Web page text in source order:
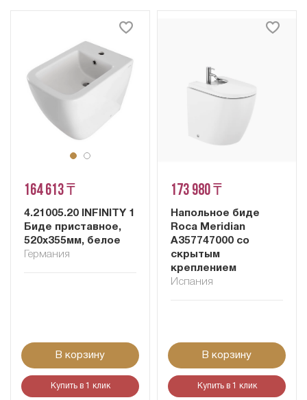
164 613 ₸
4.21005.20 INFINITY 1
Биде приставное,
520x355мм, белое
Германия
В корзину
Купить в 1 клик
173 980 ₸
Напольное биде
Roca Meridian
A357747000 со
скрытым
креплением
Испания
В корзину
Купить в 1 клик